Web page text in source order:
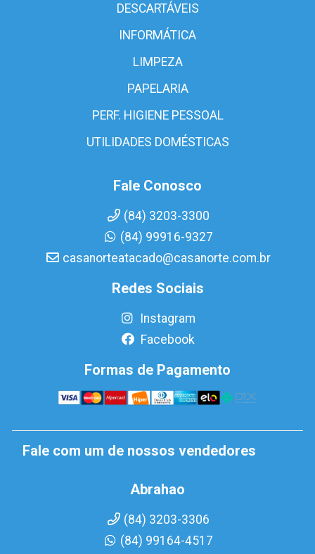
DESCARTÁVEIS
INFORMÁTICA
LIMPEZA
PAPELARIA
PERF. HIGIENE PESSOAL
UTILIDADES DOMÉSTICAS
Fale Conosco
(84) 3203-3300
(84) 99916-9327
casanorteatacado@casanorte.com.br
Redes Sociais
Instagram
Facebook
Formas de Pagamento
Fale com um de nossos vendedores
Abrahao
(84) 3203-3306
(84) 99164-4517